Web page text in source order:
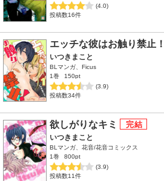
(4.0)
投稿数16件
エッチな彼はお触り禁止！
いつきまこと
BLマンガ、Ficus
1巻
150pt
(3.9)
投稿数34件
欲しがりなキミ
いつきまこと
BLマンガ、花音/花音コミックス
1巻
800pt
(3.9)
投稿数11件